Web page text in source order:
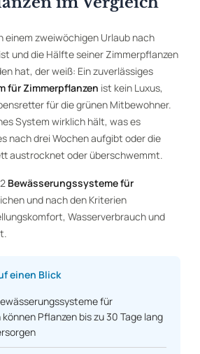
einem zweiwöchigen Urlaub nach
und die Hälfte seiner Zimmerpflanzen
hat, der weiß: Ein zuverlässiges
für Zimmerpflanzen ist kein Luxus,
für die grünen Mitbewohner.
System wirklich hält, was es
nach drei Wochen aufgibt oder die
austrocknet oder überschwemmt.
Bewässerungssysteme für
und nach den Kriterien
Wasserverbrauch und
einen Blick
für
Pflanzen bis zu 30 Tage lang